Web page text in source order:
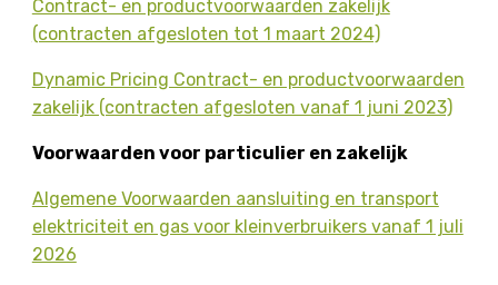
Contract- en productvoorwaarden zakelijk
(contracten afgesloten tot 1 maart 2024)
Dynamic Pricing Contract- en productvoorwaarden
zakelijk (contracten afgesloten vanaf 1 juni 2023)
Voorwaarden voor particulier en zakelijk
Algemene Voorwaarden aansluiting en transport
elektriciteit en gas voor kleinverbruikers vanaf 1 juli
2026